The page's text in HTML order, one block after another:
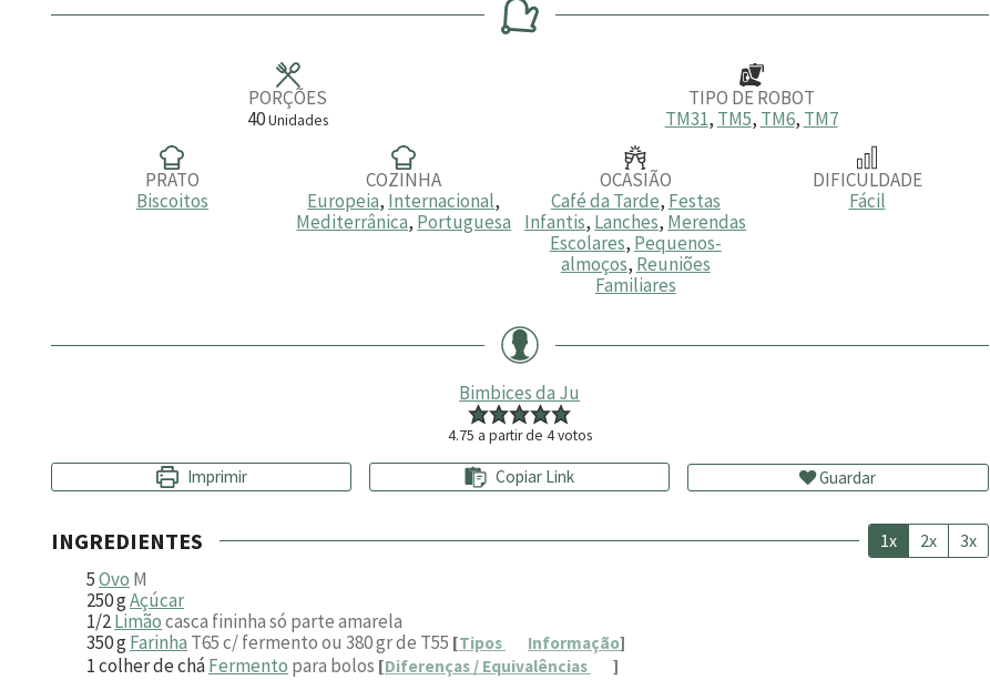
u
u
t
u
PORÇÕES
40Unidades
TIPO DE ROBOT
TM31, TM5, TM6, TM7
PRATO
Biscoitos
COZINHA
Europeia, Internacional,
Mediterrânica, Portuguesa
OCASIÃO
Café da Tarde, Festas
Infantis, Lanches, Merendas
Escolares, Pequenos-
almoços, Reuniões
Familiares
DIFICULDADE
Fácil
Bimbices da Ju
4.75 a partir de 4votos
Imprimir Copiar Link Guardar
INGREDIENTES 1x 2x 3x
5Ovo M
250gAçúcar
1/2Limãocasca fininha só parte amarela
350gFarinha T65 c/ fermento ou 380 gr de T55 [Tipos Informação]
1colher de cháFermento para bolos [Diferenças / Equivalências ]